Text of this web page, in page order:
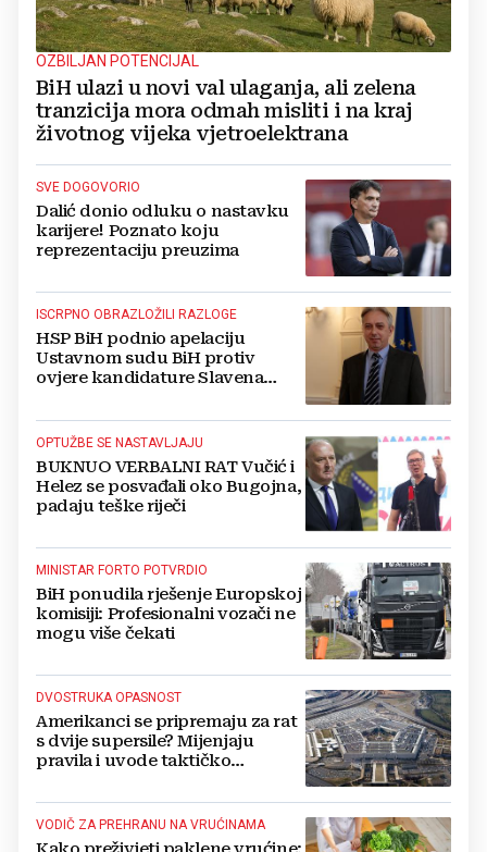
OZBILJAN POTENCIJAL
BiH ulazi u novi val ulaganja, ali zelena
tranzicija mora odmah misliti i na kraj
životnog vijeka vjetroelektrana
SVE DOGOVORIO
Dalić donio odluku o nastavku
karijere! Poznato koju
reprezentaciju preuzima
ISCRPNO OBRAZLOŽILI RAZLOGE
HSP BiH podnio apelaciju
Ustavnom sudu BiH protiv
ovjere kandidature Slavena
OPTUŽBE SE NASTAVLJAJU
BUKNUO VERBALNI RAT Vučić i
Helez se posvađali oko Bugojna,
padaju teške riječi
MINISTAR FORTO POTVRDIO
BiH ponudila rješenje Europskoj
komisiji: Profesionalni vozači ne
mogu više čekati
DVOSTRUKA OPASNOST
Amerikanci se pripremaju za rat
s dvije supersile? Mijenjaju
pravila i uvode taktičko
VODIČ ZA PREHRANU NA VRUĆINAMA